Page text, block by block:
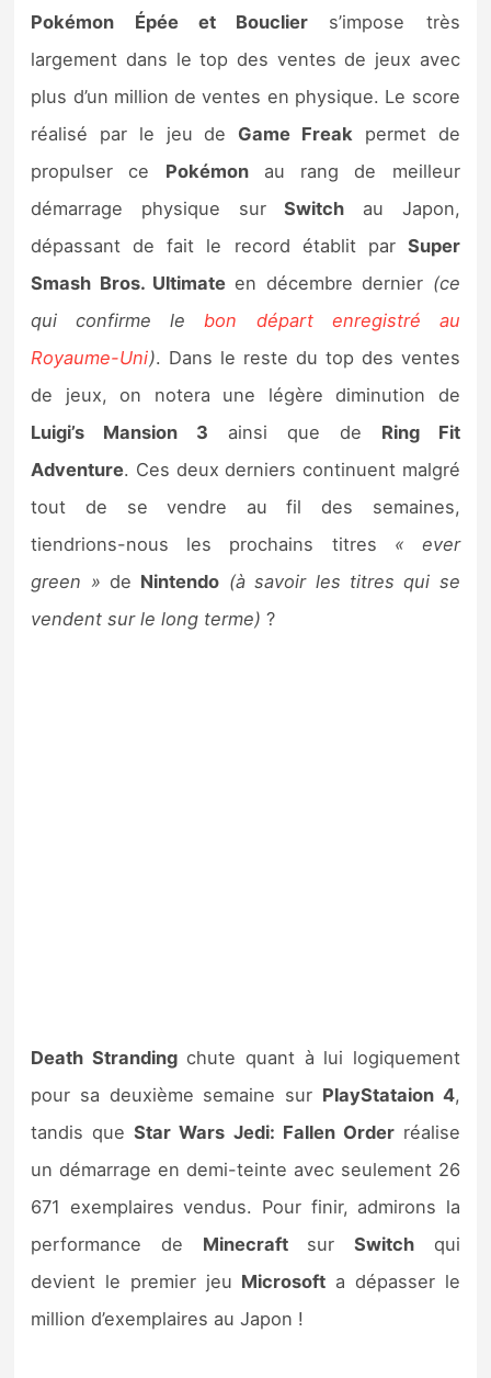
Pokémon Épée et Bouclier s’impose très
largement dans le top des ventes de jeux avec
plus d’un million de ventes en physique. Le score
réalisé par le jeu de Game Freak permet de
propulser ce Pokémonau rang de meilleur
démarrage physique surSwitch au Japon,
dépassant de fait le record établit par Super
Smash Bros. Ultimate en décembre dernier (ce
qui confirme lebon départ enregistré au
Royaume-Uni). Dans le reste du top des ventes
de jeux, on notera une légère diminution de
Luigi’s Mansion 3 ainsi que de Ring Fit
Adventure. Ces deux derniers continuent malgré
tout de se vendre au fil des semaines,
tiendrions-nous les prochains titres « ever
green » de Nintendo (à savoir les titres qui se
vendent sur le long terme) ?
Death Strandingchute quant à lui logiquement
pour sa deuxième semaine sur PlayStataion 4,
tandis queStar Wars Jedi: Fallen Orderréalise
un démarrage en demi-teinte avec seulement 26
671 exemplaires vendus. Pour finir, admirons la
performance de MinecraftsurSwitch qui
devient le premier jeu Microsoft a dépasser le
million d’exemplaires au Japon !